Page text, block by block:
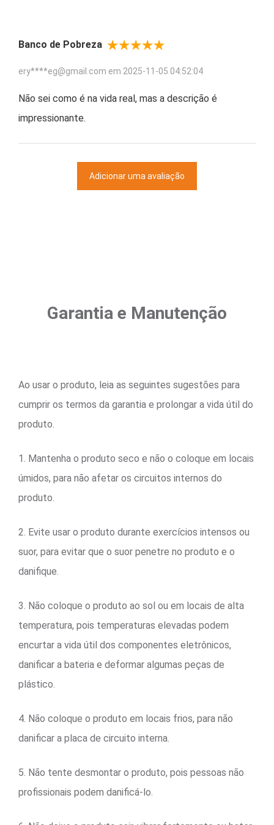
Banco de Pobreza
ery****eg@gmail.com em 2025-11-05 04:52:04
Não sei como é na vida real, mas a descrição é
impressionante.
Adicionar uma avaliação
Garantia e Manutenção
Ao usar o produto, leia as seguintes sugestões para
cumprir os termos da garantia e prolongar a vida útil do
produto.
1. Mantenha o produto seco e não o coloque em locais
úmidos, para não afetar os circuitos internos do
produto.
2. Evite usar o produto durante exercícios intensos ou
suor, para evitar que o suor penetre no produto e o
danifique.
3. Não coloque o produto ao sol ou em locais de alta
temperatura, pois temperaturas elevadas podem
encurtar a vida útil dos componentes eletrônicos,
danificar a bateria e deformar algumas peças de
plástico.
4. Não coloque o produto em locais frios, para não
danificar a placa de circuito interna.
5. Não tente desmontar o produto, pois pessoas não
profissionais podem danificá-lo.